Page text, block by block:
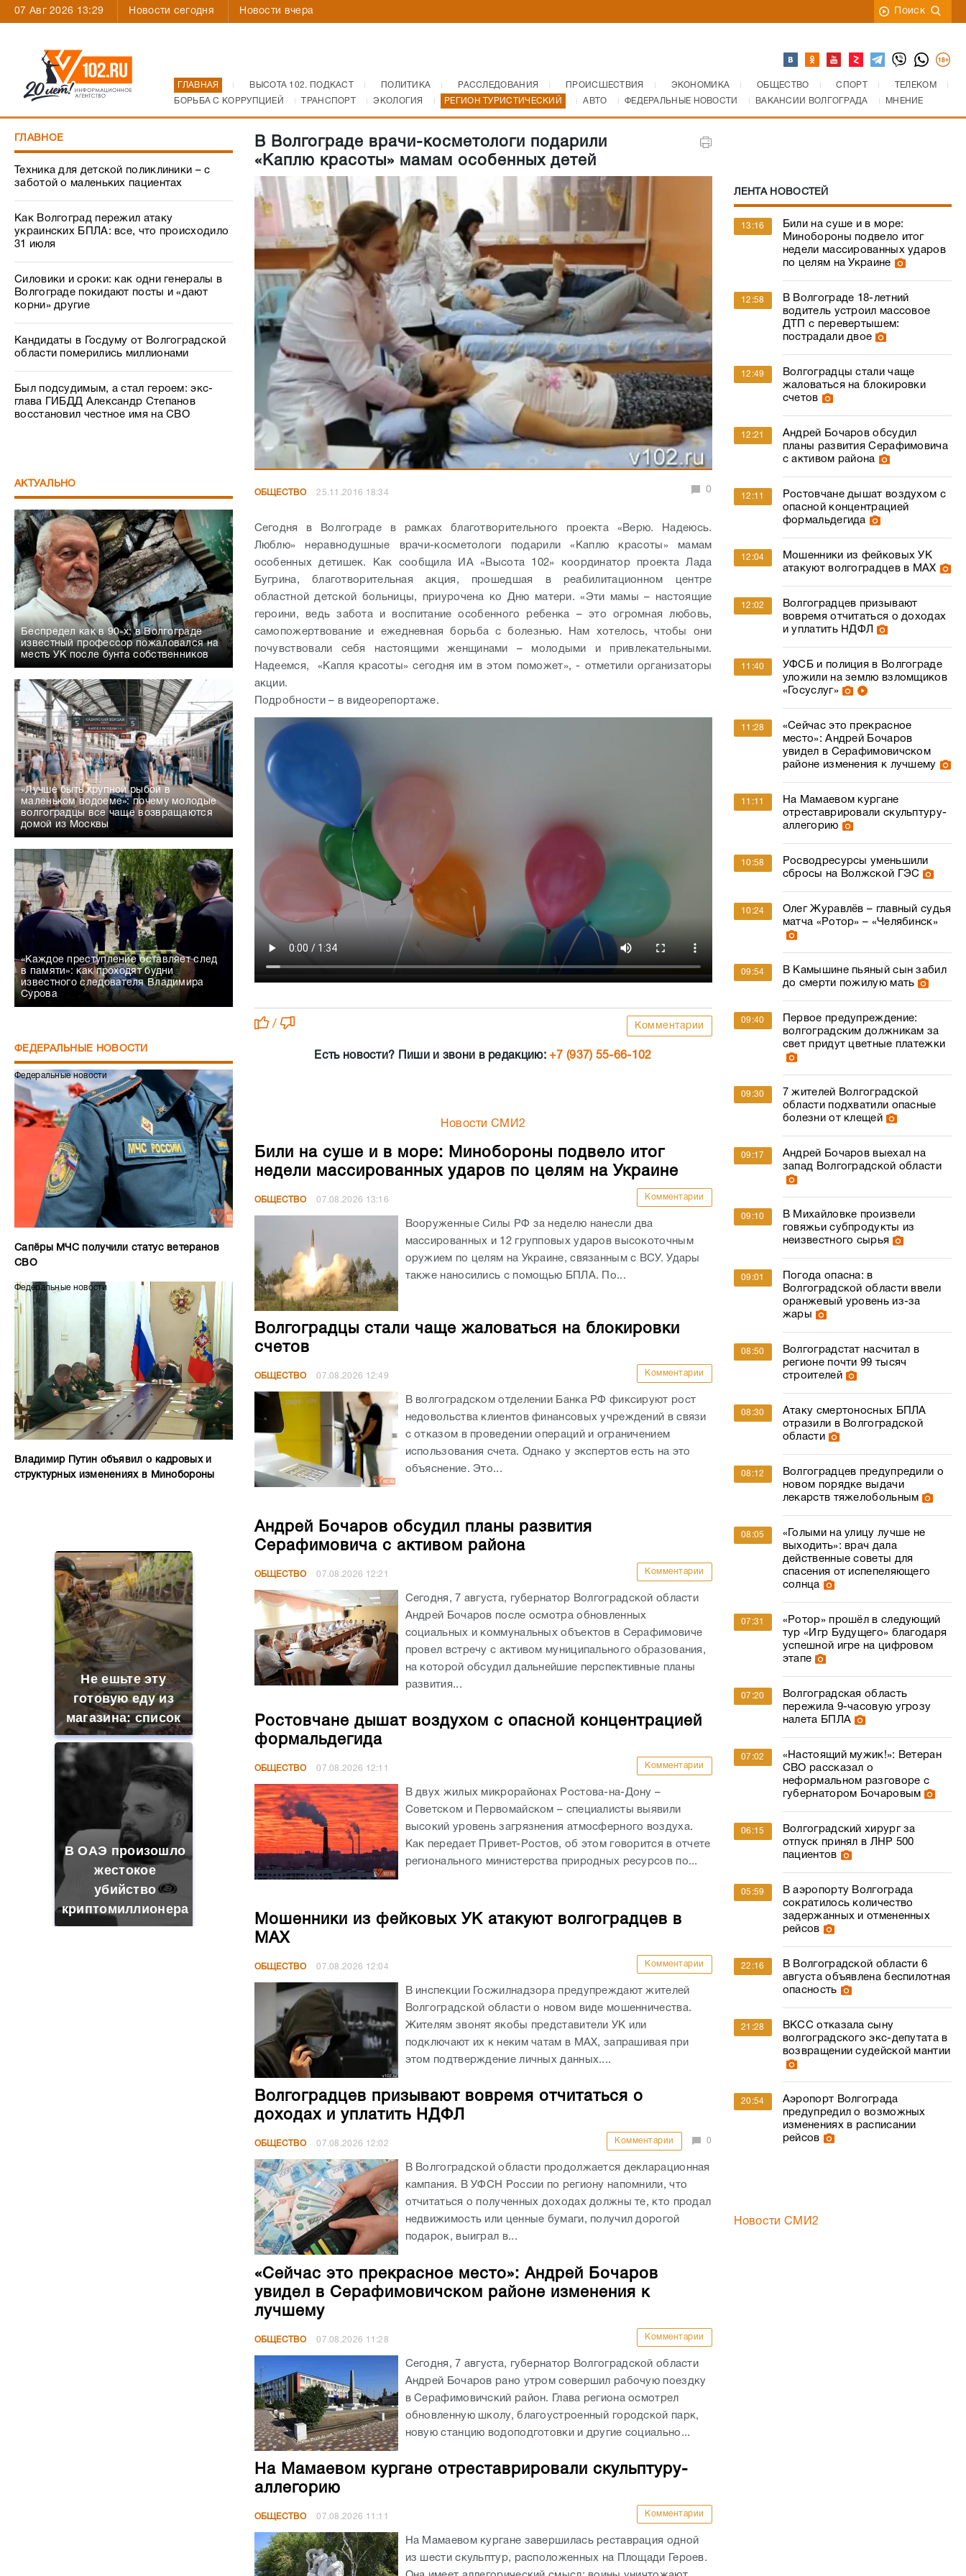
07 Авг 2026 13:29 Новости сегодня Новости вчера Поиск
ГЛАВНАЯ ВЫСОТА 102. ПОДКАСТ ПОЛИТИКА РАССЛЕДОВАНИЯ ПРОИСШЕСТВИЯ ЭКОНОМИКА ОБЩЕСТВО СПОРТ
ТЕЛЕКОМ
БОРЬБА С КОРРУПЦИЕЙ
ТРАНСПОРТ ЭКОЛОГИЯ РЕГИОН ТУРИСТИЧЕСКИЙ АВТО ФЕДЕРАЛЬНЫЕ НОВОСТИ ВАКАНСИИ ВОЛГОГРАДА МНЕНИЕ
ГЛАВНОЕ
Техника для детской поликлиники – с
заботой о маленьких пациентах
Как Волгоград пережил атаку
украинских БПЛА: все, что происходило
31 июля
Силовики и сроки: как одни генералы в
Волгограде покидают посты и «дают
корни» другие
Кандидаты в Госдуму от Волгоградской
области померились миллионами
Был подсудимым, а стал героем: экс-
глава ГИБДД Александр Степанов
восстановил честное имя на СВО
АКТУАЛЬНО
Беспредел как в 90-х: в Волгограде
известный профессор пожаловался на
месть УК после бунта собственников
«Лучше быть крупной рыбой в
маленьком водоеме»: почему молодые
волгоградцы все чаще возвращаются
домой из Москвы
«Каждое преступление оставляет след
в памяти»: как проходят будни
известного следователя Владимира
Сурова
ФЕДЕРАЛЬНЫЕ НОВОСТИ
Федеральные новости
Сапёры МЧС получили статус ветеранов
СВО
Федеральные новости
Владимир Путин объявил о кадровых и
структурных изменениях в Минобороны
Не ешьте эту
готовую еду из
магазина: список
В ОАЭ произошло
жестокое
убийство
криптомиллионера
В Волгограде врачи-косметологи подарили
«Каплю красоты» мамам особенных детей
ОБЩЕСТВО 25.11.2016 18:34 0
Сегодня в Волгограде в рамках благотворительного проекта «Верю. Надеюсь.
Люблю» неравнодушные врачи-косметологи подарили «Каплю красоты» мамам
особенных детишек. Как сообщила ИА «Высота 102» координатор проекта Лада
Бугрина, благотворительная акция, прошедшая в реабилитационном центре
областной детской больницы, приурочена ко Дню матери. «Эти мамы – настоящие
героини, ведь забота и воспитание особенного ребенка – это огромная любовь,
самопожертвование и ежедневная борьба с болезнью. Нам хотелось, чтобы они
почувствовали себя настоящими женщинами – молодыми и привлекательными.
Надеемся, «Капля красоты» сегодня им в этом поможет», - отметили организаторы
акции.
Подробности – в видеорепортаже.
/ Комментарии
Есть новости? Пиши и звони в редакцию:+7 (937) 55-66-102
Новости СМИ2
Били на суше и в море: Минобороны подвело итог
недели массированных ударов по целям на Украине
ОБЩЕСТВО 07.08.2026 13:16 Комментарии
Вооруженные Силы РФ за неделю нанесли два
массированных и 12 групповых ударов высокоточным
оружием по целям на Украине, связанным с ВСУ. Удары
также наносились с помощью БПЛА. По...
Волгоградцы стали чаще жаловаться на блокировки
счетов
ОБЩЕСТВО 07.08.2026 12:49 Комментарии
В волгоградском отделении Банка РФ фиксируют рост
недовольства клиентов финансовых учреждений в связи
с отказом в проведении операций и ограничением
использования счета. Однако у экспертов есть на это
объяснение. Это...
Андрей Бочаров обсудил планы развития
Серафимовича с активом района
ОБЩЕСТВО 07.08.2026 12:21 Комментарии
Сегодня, 7 августа, губернатор Волгоградской области
Андрей Бочаров после осмотра обновленных
социальных и коммунальных объектов в Серафимовиче
провел встречу с активом муниципального образования,
на которой обсудил дальнейшие перспективные планы
развития...
Ростовчане дышат воздухом с опасной концентрацией
формальдегида
ОБЩЕСТВО 07.08.2026 12:11 Комментарии
В двух жилых микрорайонах Ростова-на-Дону –
Советском и Первомайском – специалисты выявили
высокий уровень загрязнения атмосферного воздуха.
Как передает Привет-Ростов, об этом говорится в отчете
регионального министерства природных ресурсов по...
Мошенники из фейковых УК атакуют волгоградцев в
МАХ
ОБЩЕСТВО 07.08.2026 12:04 Комментарии
В инспекции Госжилнадзора предупреждают жителей
Волгоградской области о новом виде мошенничества.
Жителям звонят якобы представители УК или
подключают их к неким чатам в МАХ, запрашивая при
этом подтверждение личных данных....
Волгоградцев призывают вовремя отчитаться о
доходах и уплатить НДФЛ
ОБЩЕСТВО 07.08.2026 12:02 Комментарии 0
В Волгоградской области продолжается декларационная
кампания. В УФСН России по региону напомнили, что
отчитаться о полученных доходах должны те, кто продал
недвижимость или ценные бумаги, получил дорогой
подарок, выиграл в...
«Сейчас это прекрасное место»: Андрей Бочаров
увидел в Серафимовичском районе изменения к
лучшему
ОБЩЕСТВО 07.08.2026 11:28 Комментарии
Сегодня, 7 августа, губернатор Волгоградской области
Андрей Бочаров рано утром совершил рабочую поездку
в Серафимовичский район. Глава региона осмотрел
обновленную школу, благоустроенный городской парк,
новую станцию водоподготовки и другие социально...
На Мамаевом кургане отреставрировали скульптуру-
аллегорию
ОБЩЕСТВО 07.08.2026 11:11 Комментарии
На Мамаевом кургане завершилась реставрация одной
из шести скульптур, расположенных на Площади Героев.
ЛЕНТА НОВОСТЕЙ
13:16
Били на суше и в море:
Минобороны подвело итог
недели массированных ударов
по целям на Украине
12:58
В Волгограде 18-летний
водитель устроил массовое
ДТП с перевертышем:
пострадали двое
12:49
Волгоградцы стали чаще
жаловаться на блокировки
счетов
12:21
Андрей Бочаров обсудил
планы развития Серафимовича
с активом района
12:11
Ростовчане дышат воздухом с
опасной концентрацией
формальдегида
12:04
Мошенники из фейковых УК
атакуют волгоградцев в МАХ
12:02
Волгоградцев призывают
вовремя отчитаться о доходах
и уплатить НДФЛ
11:40
УФСБ и полиция в Волгограде
уложили на землю взломщиков
«Госуслуг»
11:28
«Сейчас это прекрасное
место»: Андрей Бочаров
увидел в Серафимовичском
районе изменения к лучшему
11:11
На Мамаевом кургане
отреставрировали скульптуру-
аллегорию
10:58
Росводресурсы уменьшили
сбросы на Волжской ГЭС
10:24
Олег Журавлёв – главный судья
матча «Ротор» – «Челябинск»
09:54
В Камышине пьяный сын забил
до смерти пожилую мать
09:40
Первое предупреждение:
волгоградским должникам за
свет придут цветные платежки
09:30
7 жителей Волгоградской
области подхватили опасные
болезни от клещей
09:17
Андрей Бочаров выехал на
запад Волгоградской области
09:10
В Михайловке произвели
говяжьи субпродукты из
неизвестного сырья
09:01
Погода опасна: в
Волгоградской области ввели
оранжевый уровень из-за
жары
08:50
Волгоградстат насчитал в
регионе почти 99 тысяч
строителей
08:30
Атаку смертоносных БПЛА
отразили в Волгоградской
области
08:12
Волгоградцев предупредили о
новом порядке выдачи
лекарств тяжелобольным
08:05
«Голыми на улицу лучше не
выходить»: врач дала
действенные советы для
спасения от испепеляющего
солнца
07:31
«Ротор» прошёл в следующий
тур «Игр Будущего» благодаря
успешной игре на цифровом
этапе
07:20
Волгоградская область
пережила 9-часовую угрозу
налета БПЛА
07:02
«Настоящий мужик!»: Ветеран
СВО рассказал о
неформальном разговоре с
губернатором Бочаровым
06:15
Волгоградский хирург за
отпуск принял в ЛНР 500
пациентов
05:59
В аэропорту Волгограда
сократилось количество
задержанных и отмененных
рейсов
22:16
В Волгоградской области 6
августа объявлена беспилотная
опасность
21:28
ВКСС отказала сыну
волгоградского экс-депутата в
возвращении судейской мантии
20:54
Аэропорт Волгограда
предупредил о возможных
изменениях в расписании
рейсов
Новости СМИ2